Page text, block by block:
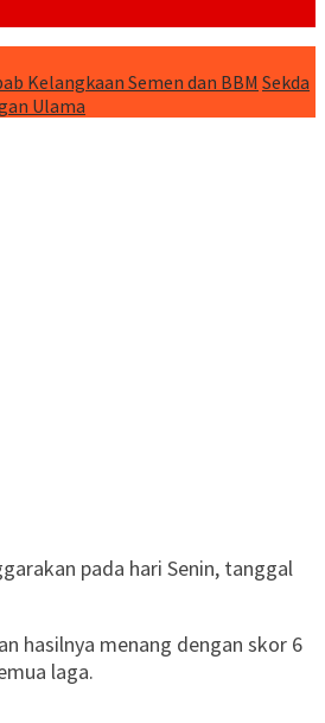
Kelangkaan Semen dan BBM Sekda
Ulama
pada hari Senin, tanggal
hasilnya menang dengan skor 6
laga.